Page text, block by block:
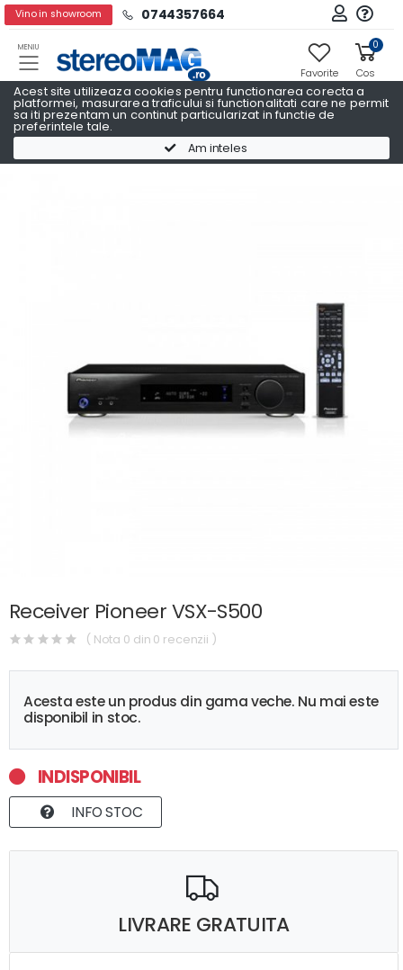
Acest site utilizeaza cookies pentru functionarea corecta a
platformei, masurarea traficului si functionalitati care ne permit
sa iti prezentam un continut particularizat in functie de
preferintele tale.
Am inteles
Vino in showroom 0744357664
MENIU
Favorite
0
Cos
Receivere AV PIONEER
Receiver Pioneer VSX-S500
( Nota 0 din 0 recenzii )
Acesta este un produs din gama veche. Nu mai este
disponibil in stoc.
INDISPONIBIL
INFO STOC
LIVRARE GRATUITA